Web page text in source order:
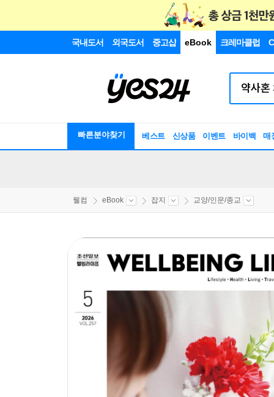
국내도서 외국도서 중고샵 eBook 크레마클럽
빠른분야찾기 베스트 신상품 이벤트 바이백 매
웰컴 eBook 잡지 교양/인문/종교